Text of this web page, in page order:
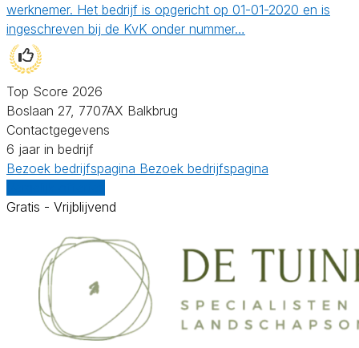
werknemer. Het bedrijf is opgericht op 01-01-2020 en is
ingeschreven bij de KvK onder nummer…
Top Score 2026
Boslaan 27, 7707AX Balkbrug
Contactgegevens
6 jaar in bedrijf
Bezoek bedrijfspagina Bezoek bedrijfspagina
Gratis - Vrijblijvend